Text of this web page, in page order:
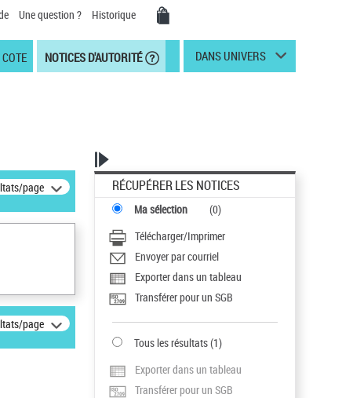
Une question ? Historique
COTE NOTICES D'AUTORITÉ DANS UNIVERS
page
page
RÉCUPÉRER LES NOTICES
Ma sélection (0)
Télécharger/Imprimer
Envoyer par courriel
Exporter dans un tableau
Transférer pour un SGB
Tous les résultats(1)
Exporter dans un tableau
Transférer pour un SGB